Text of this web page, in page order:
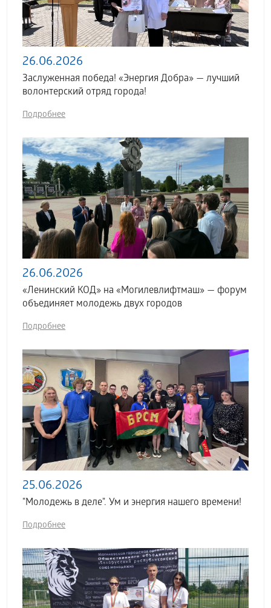
26.06.2026
Заслуженная победа! «Энергия Добра» — лучший
волонтерский отряд города!
Подробнее
26.06.2026
«Ленинский КОД» на «Могилевлифтмаш» — форум
объединяет молодежь двух городов
Подробнее
25.06.2026
"Молодежь в деле". Ум и энергия нашего времени!
Подробнее